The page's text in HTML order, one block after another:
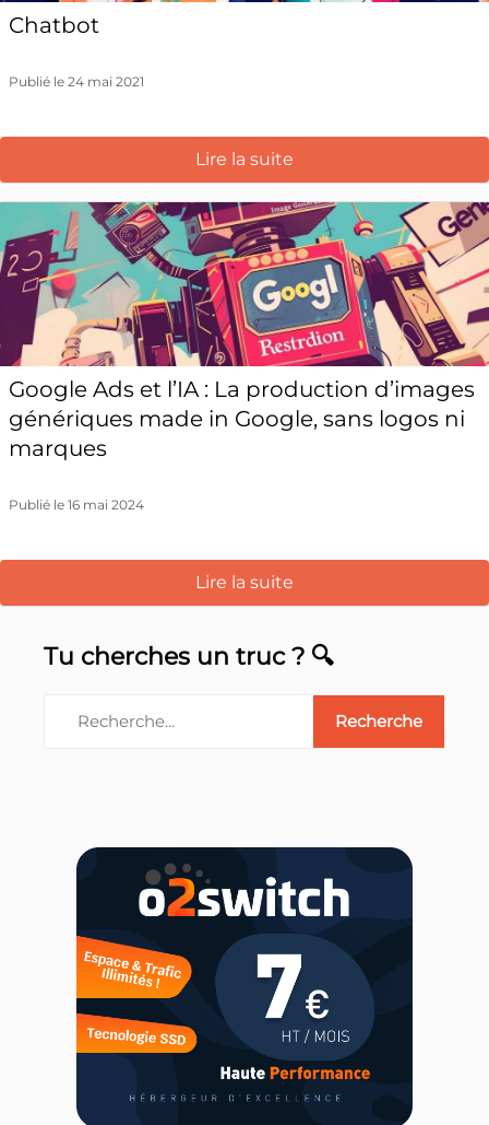
Chatbot
Publié le 24 mai 2021
Lire la suite
Google Ads et l’IA : La production d’images
génériques made in Google, sans logos ni
marques
Publié le 16 mai 2024
Lire la suite
Tu cherches un truc ? 🔍